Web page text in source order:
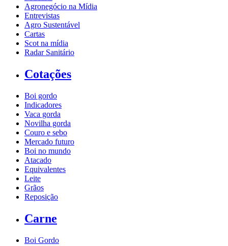
Agronegócio na Mídia
Entrevistas
Agro Sustentável
Cartas
Scot na mídia
Radar Sanitário
Cotações
Boi gordo
Indicadores
Vaca gorda
Novilha gorda
Couro e sebo
Mercado futuro
Boi no mundo
Atacado
Equivalentes
Leite
Grãos
Reposição
Carne
Boi Gordo